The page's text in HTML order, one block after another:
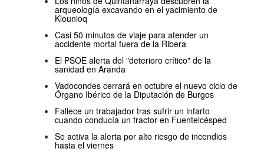
arqueología excavando en el yacimiento de
Klounioq
Casi 50 minutos de viaje para atender un
accidente mortal fuera de la Ribera
El PSOE alerta del "deterioro crítico" de la
sanidad en Aranda
Vadocondes cerrará en octubre el nuevo ciclo de
Órgano Ibérico de la Diputación de Burgos
Fallece un trabajador tras sufrir un infarto
cuando conducía un tractor en Fuentelcésped
Se activa la alerta por alto riesgo de incendios
hasta el viernes